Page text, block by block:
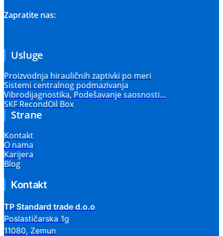
Zapratite nas:
Usluge
Proizvodnja hirauličnih zaptivki po meri
Sistemi centralnog podmazivanja
Vibrodijagnostika, Podešavanje saosnosti…
SKF RecondOil Box
Strane
Kontakt
O nama
Karijera
Blog
Kontakt
TP Standard trade d.o.o
Poslastičarska 1g
11080, Zemun